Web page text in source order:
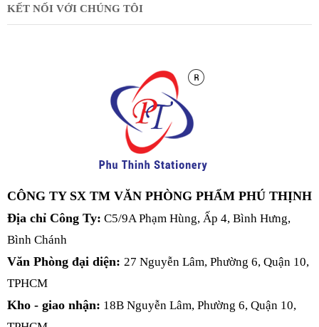
KẾT NỐI VỚI CHÚNG TÔI
CÔNG TY SX TM VĂN PHÒNG PHẨM PHÚ THỊNH
Địa chỉ Công Ty: C5/9A Phạm Hùng, Ấp 4, Bình Hưng,
Bình Chánh
Văn Phòng đại diện: 27 Nguyễn Lâm, Phường 6, Quận 10,
TPHCM
Kho - giao nhận: 18B Nguyễn Lâm, Phường 6, Quận 10,